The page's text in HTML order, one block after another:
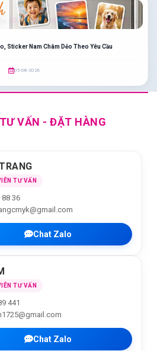
Sticker Nam Châm Dẻo Theo Yêu Cầu
05-08-2026
VẤN - ĐẶT HÀNG
TƯ VẤN
88 36
Chat Zalo
TƯ VẤN
441
Chat Zalo